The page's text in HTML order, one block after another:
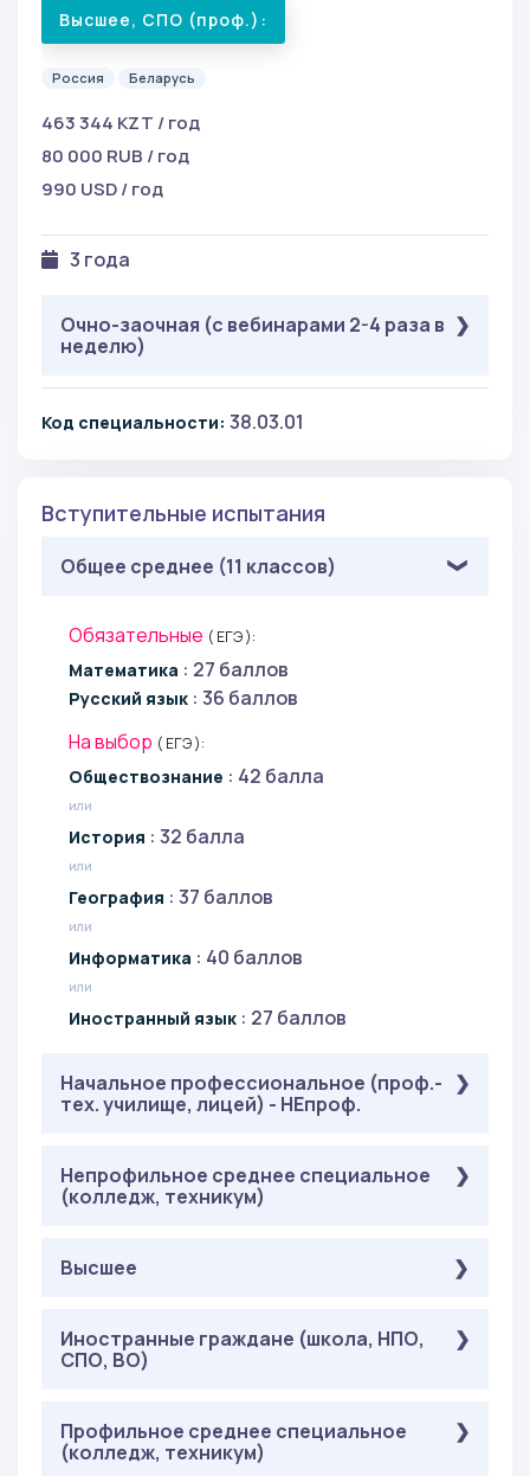
Высшее, СПО (проф.):
Россия Беларусь
463 344 KZT / год
80 000 RUB / год
990 USD / год
3 года
Очно-заочная (с вебинарами 2-4 раза в
неделю)
Школа (11 классов), НПО, СПО (непроф.),
Россия
88 000 RUB / год
5 лет
Высшее, СПО (проф.):
Россия
509 679 KZT / год
88 000 RUB / год
1 089 USD / год
3 года
Код специальности: 38.03.01
Вступительные испытания
Общее среднее (11 классов)
Обязательные ( ЕГЭ ):
Математика : 27 баллов
Русский язык : 36 баллов
На выбор ( ЕГЭ ):
Обществознание : 42 балла
или
История : 32 балла
или
География : 37 баллов
или
Информатика : 40 баллов
или
Иностранный язык : 27 баллов
Начальное профессиональное (проф.-
тех. училище, лицей) - НЕпроф.
Обязательные ( ЕГЭ ):
Математика: 27 баллов
На выбор
или
История
География: 37 баллов
или
Непрофильное среднее специальное
(колледж, техникум)
Обязательные
Русский язык
На выбор
или
История: 32 балла
Высшее
Обязательные( Онлайн-тестирование ):
Математика
На выбор( Онлайн-тестирование ):
Иностранные граждане (школа, НПО,
СПО, ВО)
Обязательные( Онлайн-тестирование ):
Математика: 27 баллов
Профильное среднее специальное
(колледж, техникум)